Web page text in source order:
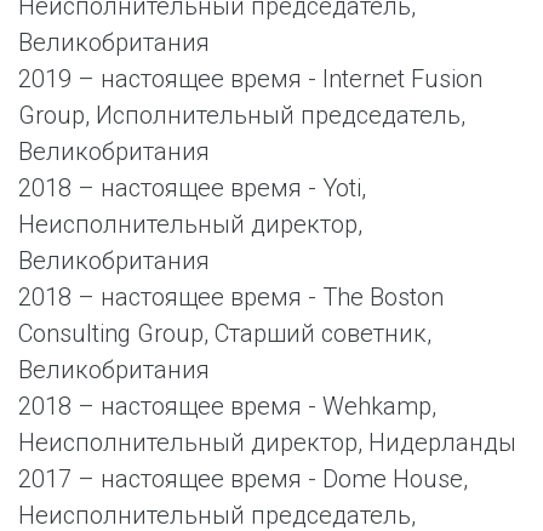
Неисполнительный председатель,
Великобритания
2019 – настоящее время - Internet Fusion
Group, Исполнительный председатель,
Великобритания
2018 – настоящее время - Yoti,
Неисполнительный директор,
Великобритания
2018 – настоящее время - The Boston
Consulting Group, Старший советник,
Великобритания
2018 – настоящее время - Wehkamp,
Неисполнительный директор, Нидерланды
2017 – настоящее время - Dome House,
Неисполнительный председатель,